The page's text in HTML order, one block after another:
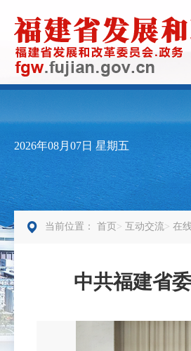
2026年08月07日 星期五
当前位置： 首页 互动交流 在
中共福建省